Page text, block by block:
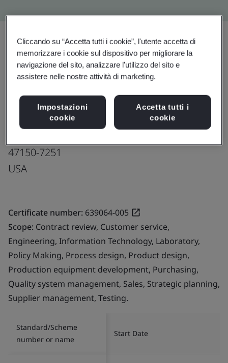
Condividi: Effettua l’upgrade
Samtec Inc.
520 Park East Boulevard
47150-7251
USA
Certificate number: 639064-005
Scope: Contract review, Customer service,
Engineering, Information Technology, Laboratory,
Policy Making, Process design, Product design,
Production equipment development, Purchasing,
Quality system management, Sales, Strategic planning,
Supplier management, Testing.
Standard/Scheme
number or name
Start Date
Cliccando su “Accetta tutti i cookie”, l'utente accetta di
memorizzare i cookie sul dispositivo per migliorare la
navigazione del sito, analizzare l'utilizzo del sito e
assistere nelle nostre attività di marketing.
Impostazioni
cookie
Accetta tutti i
cookie